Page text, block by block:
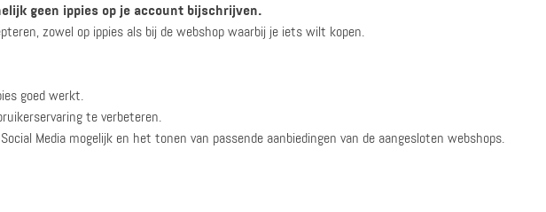
AliExpress
en andere updates!
geen ippies op je account bijschrijven.
zowel op ippies als bij de webshop waarbij je iets wilt kopen.
goed werkt.
te verbeteren.
Media mogelijk en het tonen van passende aanbiedingen van de aangesloten webshops.